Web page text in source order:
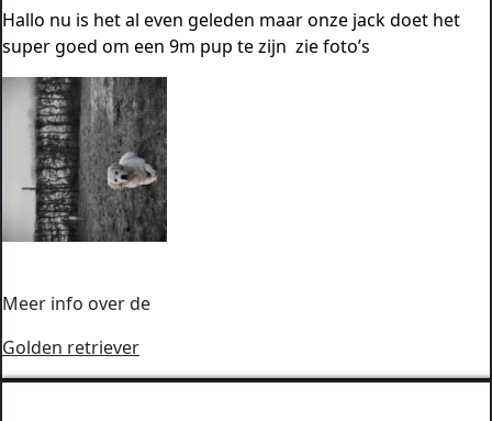
Hallo nu is het al even geleden maar onze jack doet het
super goed om een 9m pup te zijn zie foto’s
Meer info over de
Golden retriever